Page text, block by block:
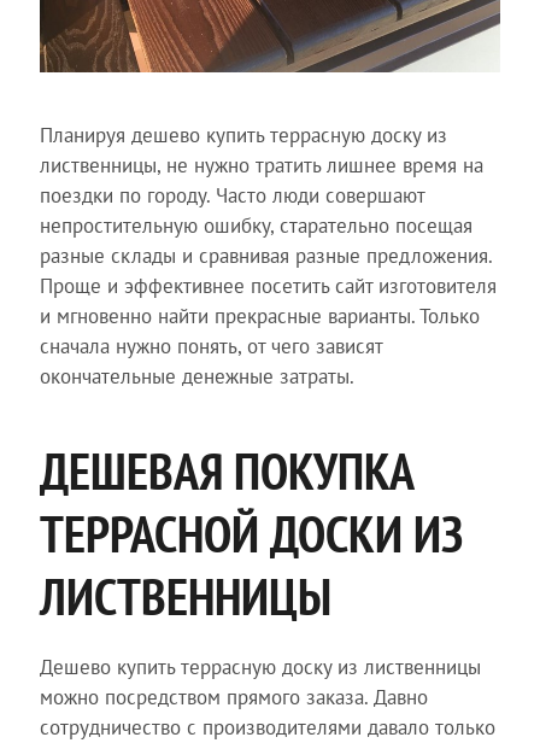
Планируя дешево купить террасную доску из
лиственницы, не нужно тратить лишнее время на
поездки по городу. Часто люди совершают
непростительную ошибку, старательно посещая
разные склады и сравнивая разные предложения.
Проще и эффективнее посетить сайт изготовителя
и мгновенно найти прекрасные варианты. Только
сначала нужно понять, от чего зависят
окончательные денежные затраты.
ДЕШЕВАЯ ПОКУПКА
ТЕРРАСНОЙ ДОСКИ ИЗ
ЛИСТВЕННИЦЫ
Дешево купить террасную доску из лиственницы
можно посредством прямого заказа. Давно
сотрудничество с производителями давало только